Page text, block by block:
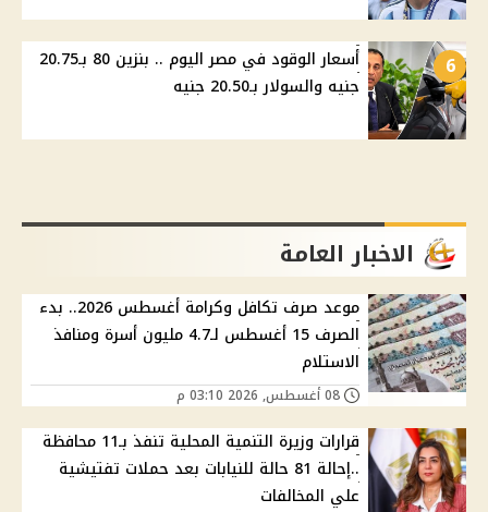
6
أسعار الوقود في مصر اليوم .. بنزين 80 بـ20.75
جنيه والسولار بـ20.50 جنيه
الاخبار العامة
موعد صرف تكافل وكرامة أغسطس 2026.. بدء
الصرف 15 أغسطس لـ4.7 مليون أسرة ومنافذ
الاستلام
قرارات وزيرة التنمية المحلية تنفذ بـ11 محافظة
..إحالة 81 حالة للنيابات بعد حملات تفتيشية
علي المخالفات